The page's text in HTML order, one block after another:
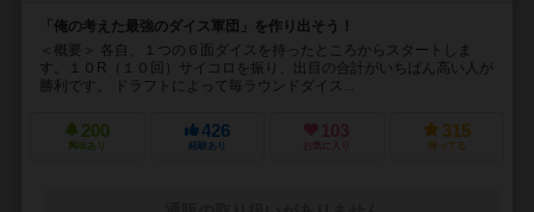
「俺の考えた最強のダイス軍団」を作り出そう！
＜概要＞ 各自、１つの６面ダイスを持ったところからスタートしま
す。１０R（１０回）サイコロを振り、出目の合計がいちばん高い人が
勝利です。 ドラフトによって毎ラウンドダイス...
200
興味あり
426
経験あり
103
お気に入り
315
持ってる